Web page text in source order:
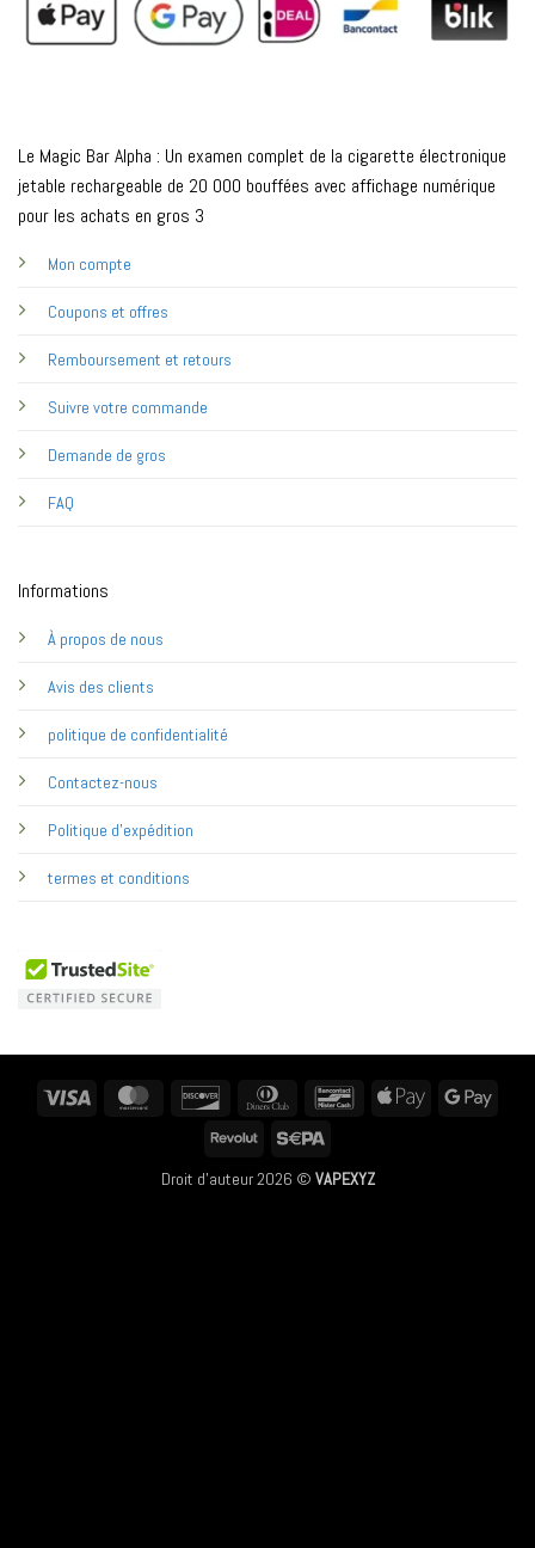
Le Magic Bar Alpha : Un examen complet de la cigarette électronique
jetable rechargeable de 20 000 bouffées avec affichage numérique
pour les achats en gros 3
Mon compte
Coupons et offres
Remboursement et retours
Suivre votre commande
Demande de gros
FAQ
Informations
À propos de nous
Avis des clients
politique de confidentialité
Contactez-nous
Politique d'expédition
termes et conditions
MasterCard Discover
Dinners
BancontactApple
Revolut
Droit d'auteur 2026 © VAPEXYZ